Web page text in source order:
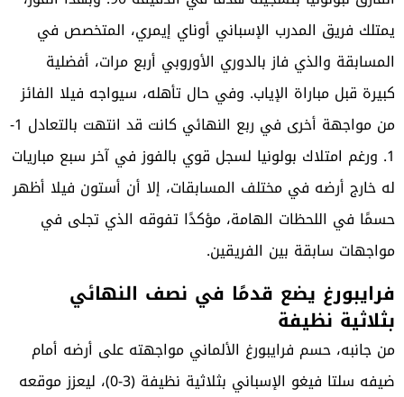
يمتلك فريق المدرب الإسباني أوناي إيمري، المتخصص في
المسابقة والذي فاز بالدوري الأوروبي أربع مرات، أفضلية
كبيرة قبل مباراة الإياب. وفي حال تأهله، سيواجه فيلا الفائز
من مواجهة أخرى في ربع النهائي كانت قد انتهت بالتعادل 1-
1. ورغم امتلاك بولونيا لسجل قوي بالفوز في آخر سبع مباريات
له خارج أرضه في مختلف المسابقات، إلا أن أستون فيلا أظهر
حسمًا في اللحظات الهامة، مؤكدًا تفوقه الذي تجلى في
مواجهات سابقة بين الفريقين.
فرايبورغ يضع قدمًا في نصف النهائي
بثلاثية نظيفة
من جانبه، حسم فرايبورغ الألماني مواجهته على أرضه أمام
ضيفه سلتا فيغو الإسباني بثلاثية نظيفة (3-0)، ليعزز موقعه